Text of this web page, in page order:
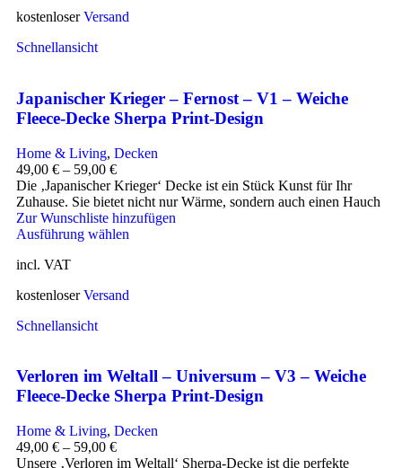
kostenloserVersand
Schnellansicht
Japanischer Krieger – Fernost – V1 – Weiche
Fleece-Decke Sherpa Print-Design
Home & Living, Decken
49,00 € – 59,00 €
Die ‚Japanischer Krieger‘ Decke ist ein Stück Kunst für Ihr
Zuhause. Sie bietet nicht nur Wärme, sondern auch einen Hauch
Zur Wunschliste hinzufügen
Ausführung wählen
incl. VAT
kostenloserVersand
Schnellansicht
Verloren im Weltall – Universum – V3 – Weiche
Fleece-Decke Sherpa Print-Design
Home & Living, Decken
49,00 € – 59,00 €
Unsere ‚Verloren im Weltall‘ Sherpa-Decke ist die perfekte